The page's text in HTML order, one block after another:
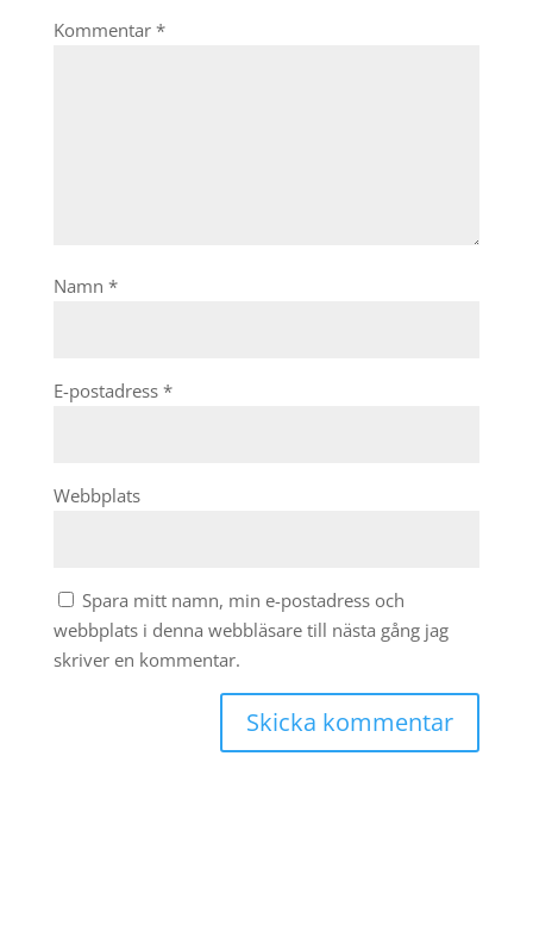
Kommentar *
Namn *
E-postadress *
Webbplats
Spara mitt namn, min e-postadress och
webbplats i denna webbläsare till nästa gång jag
skriver en kommentar.